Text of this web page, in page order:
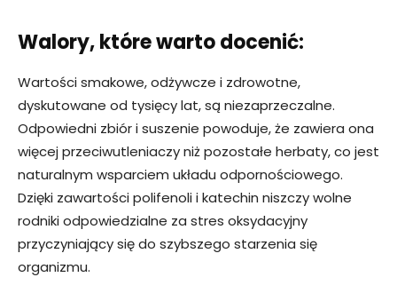
Walory, które warto docenić:
Wartości smakowe, odżywcze i zdrowotne,
dyskutowane od tysięcy lat, są niezaprzeczalne.
Odpowiedni zbiór i suszenie powoduje, że zawiera ona
więcej przeciwutleniaczy niż pozostałe herbaty, co jest
naturalnym wsparciem układu odpornościowego.
Dzięki zawartości polifenoli i katechin niszczy wolne
rodniki odpowiedzialne za stres oksydacyjny
przyczyniający się do szybszego starzenia się
organizmu.